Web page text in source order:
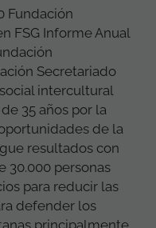
Fundación
FSG Informe Anual
Secretariado
intercultural
35 años por la
de la
resultados con
30.000 personas
para reducir las
defender los
principalmente